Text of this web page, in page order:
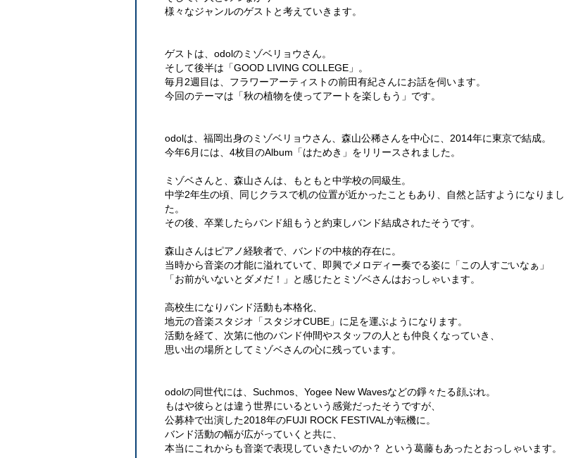
様々なジャンルのゲストと考えていきます。
ゲストは、odolのミゾベリョウさん。
そして後半は「GOOD LIVING COLLEGE」。
毎月2週目は、フラワーアーティストの前田有紀さんにお話を伺います。
今回のテーマは「秋の植物を使ってアートを楽しもう」です。
odolは、福岡出身のミゾベリョウさん、森山公稀さんを中心に、2014年に東京で結成。
今年6月には、4枚目のAlbum「はためき」をリリースされました。
ミゾベさんと、森山さんは、もともと中学校の同級生。
中学2年生の頃、同じクラスで机の位置が近かったこともあり、自然と話すようになりまし
た。
その後、卒業したらバンド組もうと約束しバンド結成されたそうです。
森山さんはピアノ経験者で、バンドの中核的存在に。
当時から音楽の才能に溢れていて、即興でメロディー奏でる姿に「この人すごいなぁ」
「お前がいないとダメだ！」と感じたとミゾベさんはおっしゃいます。
高校生になりバンド活動も本格化、
地元の音楽スタジオ「スタジオCUBE」に足を運ぶようになります。
活動を経て、次第に他のバンド仲間やスタッフの人とも仲良くなっていき、
思い出の場所としてミゾベさんの心に残っています。
odolの同世代には、Suchmos、Yogee New Wavesなどの錚々たる顔ぶれ。
もはや彼らとは違う世界にいるという感覚だったそうですが、
公募枠で出演した2018年のFUJI ROCK FESTIVALが転機に。
バンド活動の幅が広がっていくと共に、
本当にこれからも音楽で表現していきたいのか？ という葛藤もあったとおっしゃいます。